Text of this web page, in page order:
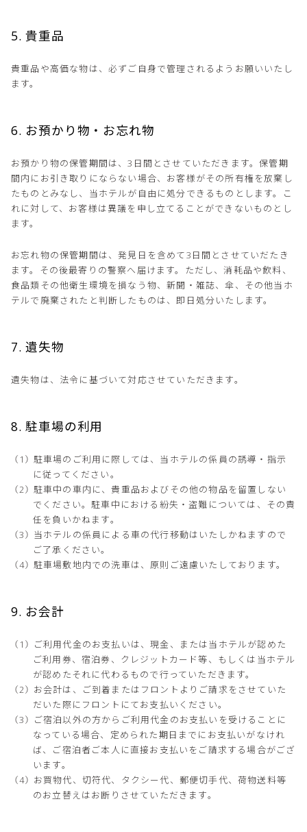
5. 貴重品
貴重品や高価な物は、必ずご自身で管理されるようお願いいたし
ます。
6. お預かり物・お忘れ物
お預かり物の保管期間は、3日間とさせていただきます。保管期
間内にお引き取りにならない場合、お客様がその所有権を放棄し
たものとみなし、当ホテルが自由に処分できるものとします。こ
れに対して、お客様は異議を申し立てることができないものとし
ます。
お忘れ物の保管期間は、発見日を含めて3日間とさせていだたき
ます。その後最寄りの警察へ届けます。ただし、消耗品や飲料、
食品類その他衛生環境を損なう物、新聞・雑誌、傘、その他当ホ
テルで廃棄されたと判断したものは、即日処分いたします。
7. 遺失物
遺失物は、法令に基づいて対応させていただきます。
8. 駐車場の利用
駐車場のご利用に際しては、当ホテルの係員の誘導・指示
に従ってください。
駐車中の車内に、貴重品およびその他の物品を留置しない
でください。駐車中における紛失・盗難については、その責
任を負いかねます。
当ホテルの係員による車の代行移動はいたしかねますので
ご了承ください。
駐車場敷地内での洗車は、原則ご遠慮いたしております。
9. お会計
ご利用代金のお支払いは、現金、または当ホテルが認めた
ご利用券、宿泊券、クレジットカード等、もしくは当ホテル
が認めたそれに代わるもので行っていただきます。
お会計は、ご到着またはフロントよりご請求をさせていた
だいた際にフロントにてお支払いください。
ご宿泊以外の方からご利用代金のお支払いを受けることに
なっている場合、定められた期日までにお支払いがなけれ
ば、ご宿泊者ご本人に直接お支払いをご請求する場合がござ
います。
お買物代、切符代、タクシー代、郵便切手代、荷物送料等
のお立替えはお断りさせていただきます。